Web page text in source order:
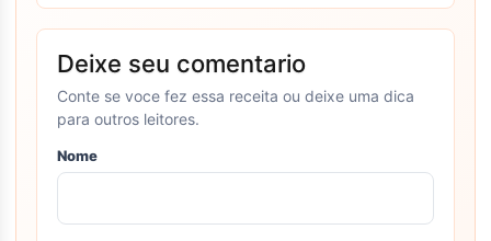
Deixe seu comentario
Conte se voce fez essa receita ou deixe uma dica
para outros leitores.
Nome